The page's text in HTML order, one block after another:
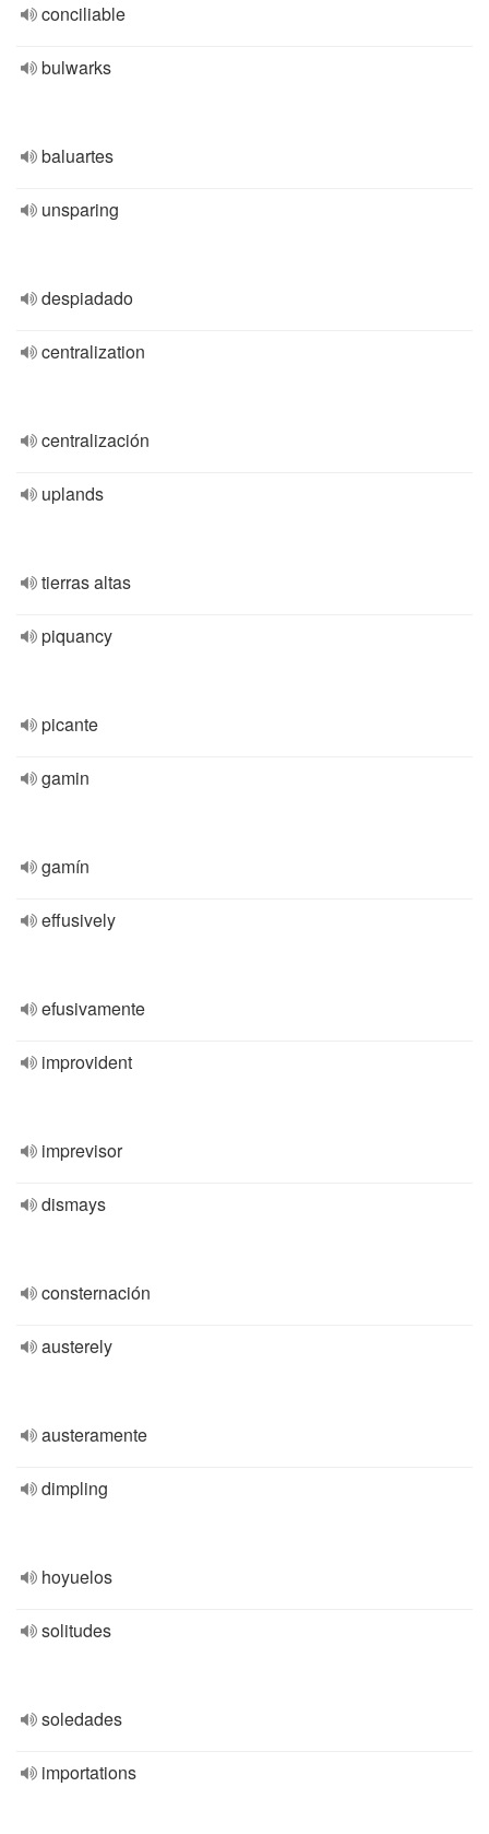
conciliable
bulwarks
baluartes
unsparing
despiadado
centralization
centralización
uplands
tierras altas
piquancy
picante
gamin
gamín
effusively
efusivamente
improvident
imprevisor
dismays
consternación
austerely
austeramente
dimpling
hoyuelos
solitudes
soledades
importations